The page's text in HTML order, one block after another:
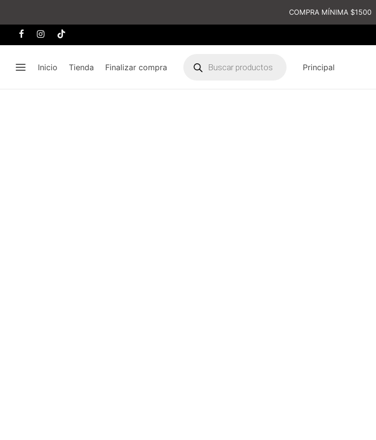
COMPRA MÍNIMA $1500
Inicio Tienda Finalizar compra
productos
Principal